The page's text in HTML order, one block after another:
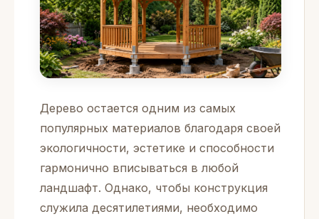
Дерево остается одним из самых
популярных материалов благодаря своей
экологичности, эстетике и способности
гармонично вписываться в любой
ландшафт. Однако, чтобы конструкция
служила десятилетиями, необходимо